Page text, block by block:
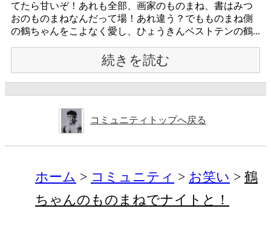
てたら甘いぞ！あれも全部、画家のものまね、書はみつ
おのものまねなんだって場！あれ違う？でもものまね側
の鶴ちゃんをこよなく愛し、ひょうきんベストテンの鶴...
続きを読む
コミュニティトップへ戻る
ホーム コミュニティ お笑い
鶴
ちゃんのものまねでナイトと！